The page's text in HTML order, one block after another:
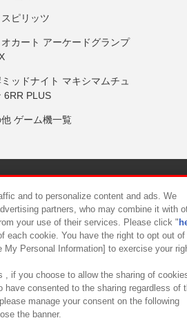
ピリッツ
カート アーケードグランプ
ッドナイト マキシマムチュ
6RR PLUS
ゲーム機一覧
について カスタマーハラスメント対応
and to personalize content and ads. We
partners, who may combine it with
your use of their services. Please click "
each cookie. You have the right to opt out of
Personal Information] to exercise your
, if you choose to allow the sharing of
have consented to the sharing regardless of
manage your consent on the following
the banner.